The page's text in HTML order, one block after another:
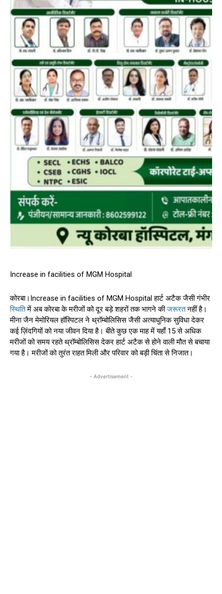
Increase in facilities of MGM Hospital
कोरबा।Increase in facilities of MGM Hospital हार्ट अटैक जैसी गंभीर
स्थितिमें अब कोरबा के मरीजों को दूर बड़े शहरों तक भागने कीजरूरतनहीं है।
मीना जैन मेमोरियल हॉस्पिटल ने थ्रॉम्बोलिसिस जैसी अत्याधुनिक सुविधा देकर
कई ज़िंदगियों को नया जीवन दिया है। बीते कुछ एक माह में यहाँ 15 से अधिक
मरीजों को समय रहते थ्रॉम्बोलिसिस देकर हार्ट अटैक से होने वाली मौत से बचाया
गया है। मरीजों को तुरंत राहत मिली और परिवार को बड़ी चिंता से निजात।
- Advertisement -